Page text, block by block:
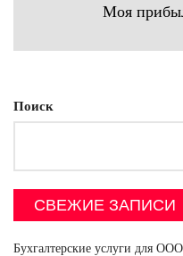
Моя
Поиск
СВЕЖИЕ ЗАПИСИ
Бухгалтерские услуги для